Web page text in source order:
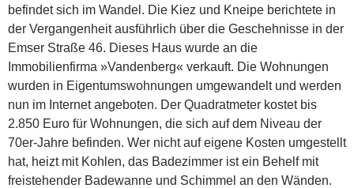
befindet sich im Wandel. Die Kiez und Kneipe berichtete in
der Vergangenheit ausführlich über die Geschehnisse in der
Emser Straße 46. Dieses Haus wurde an die
Immobilienfirma »Vandenberg« verkauft. Die Wohnungen
wurden in Eigentumswohnungen umgewandelt und werden
nun im Internet angeboten. Der Quadratmeter kostet bis
2.850 Euro für Wohnungen, die sich auf dem Niveau der
70er-Jahre befinden. Wer nicht auf eigene Kosten umgestellt
hat, heizt mit Kohlen, das Badezimmer ist ein Behelf mit
freistehender Badewanne und Schimmel an den Wänden.